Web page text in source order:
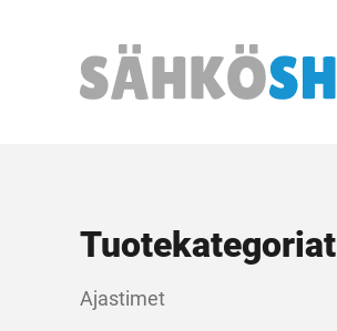
Päävalikko
Tuotekategoriat
Ajastimet